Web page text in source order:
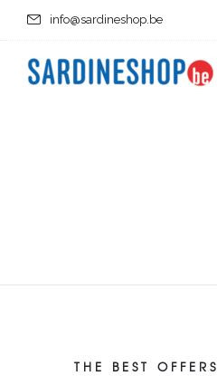
info@sardineshop.be
THE BEST OFFERS